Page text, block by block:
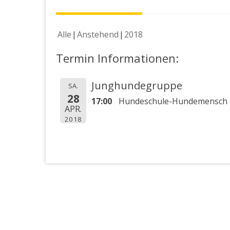
Alle Anstehend 2018
Termin Informationen:
SA.
28
APR.
2018
Junghundegruppe
17:00 Hundeschule-Hundemensch